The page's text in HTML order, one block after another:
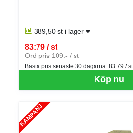
389,50 st i lager
Köp nu
83:79 / st
SEK per ST
Ord pris 109:- / st
Bästa pris senaste 30 dagarna: 83:79 / st
KAMPANJ